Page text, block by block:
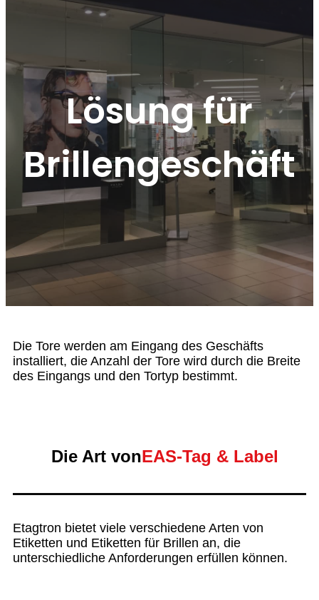
Lösung für
Brillengeschäft
Die Tore werden am Eingang des Geschäfts
installiert, die Anzahl der Tore wird durch die Breite
des Eingangs und den Tortyp bestimmt.
Die Art vonEAS-Tag & Label
Etagtron bietet viele verschiedene Arten von
Etiketten und Etiketten für Brillen an, die
unterschiedliche Anforderungen erfüllen können.